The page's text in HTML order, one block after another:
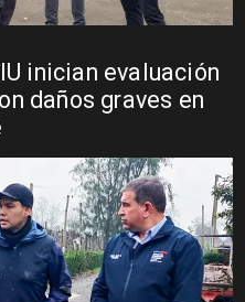
inician evaluación
daños graves en